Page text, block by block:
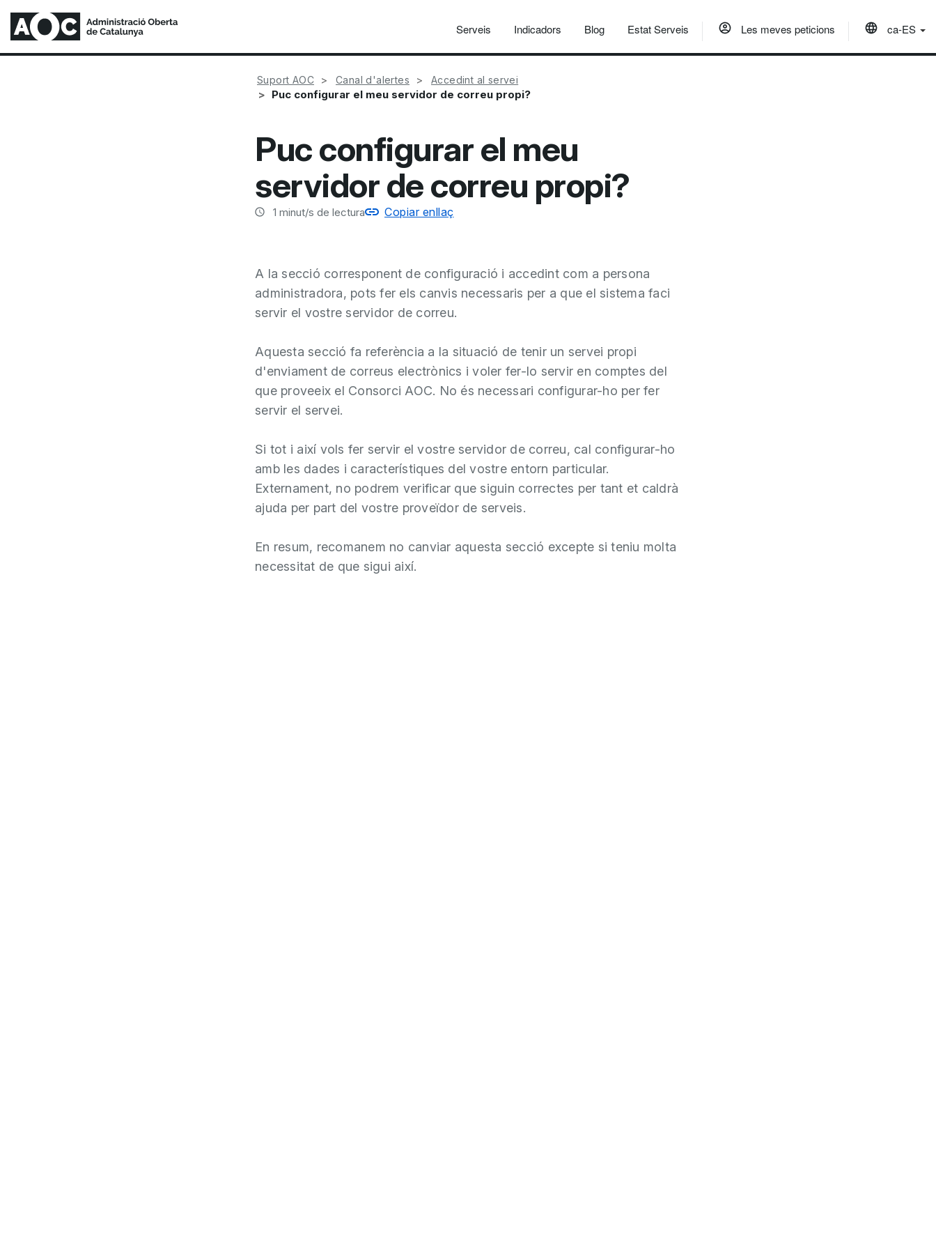
Serveis Indicadors Blog Estat Serveis Les meves peticions ca-ES
Suport AOC Canal d'alertes Accedint al servei
Puc configurar el meu servidor de correu propi?
Puc configurar el meu
servidor de correu propi?
1 minut/s de lectura Copiar enllaç
A la secció corresponent de configuració i accedint com a persona
administradora, pots fer els canvis necessaris per a que el sistema faci
servir el vostre servidor de correu.
Aquesta secció fa referència a la situació de tenir un servei propi
d'enviament de correus electrònics i voler fer-lo servir en comptes del
que proveeix el Consorci AOC. No és necessari configurar-ho per fer
servir el servei.
Si tot i així vols fer servir el vostre servidor de correu, cal configurar-ho
amb les dades i característiques del vostre entorn particular.
Externament, no podrem verificar que siguin correctes per tant et caldrà
ajuda per part del vostre proveïdor de serveis.
En resum, recomanem no canviar aquesta secció excepte si teniu molta
necessitat de que sigui així.